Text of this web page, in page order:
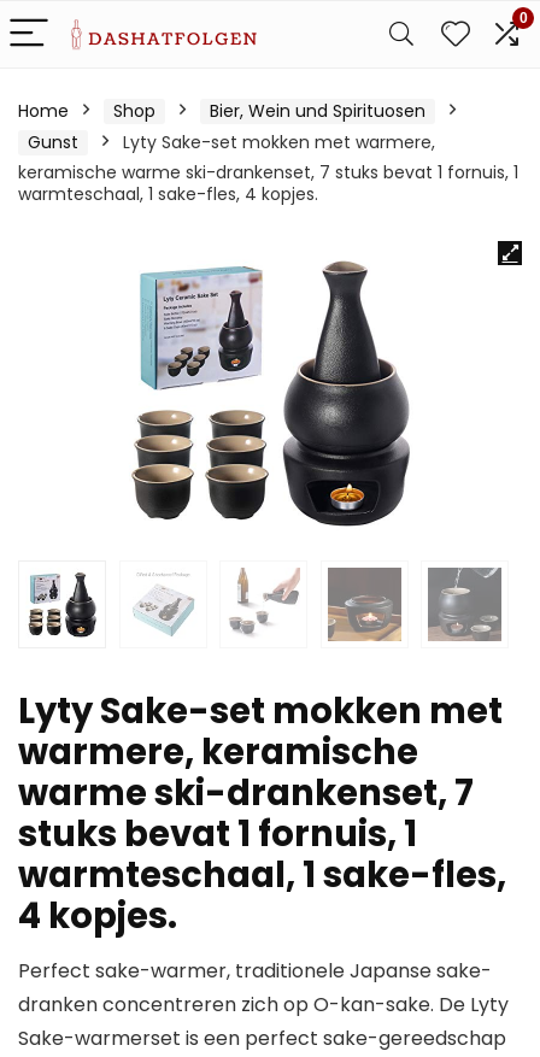
0
Home Shop
Bier, Wein und Spirituosen
Gunst
Lyty Sake-set mokken met warmere,
keramische warme ski-drankenset, 7 stuks bevat 1 fornuis, 1
warmteschaal, 1 sake-fles, 4 kopjes.
Lyty Sake-set mokken met
warmere, keramische
warme ski-drankenset, 7
stuks bevat 1 fornuis, 1
warmteschaal, 1 sake-fles,
4 kopjes.
Perfect sake-warmer, traditionele Japanse sake-
dranken concentreren zich op O-kan-sake. De Lyty
Sake-warmerset is een perfect sake-gereedschap